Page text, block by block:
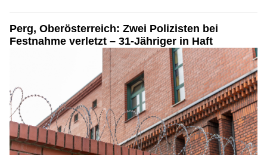
Perg, Oberösterreich: Zwei Polizisten bei
Festnahme verletzt – 31-Jähriger in Haft